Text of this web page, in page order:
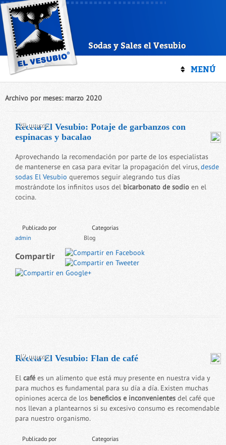
Sodas y Sales el Vesubio
MENÚ
Archivo por meses: marzo 2020
20 marzo
Receta El Vesubio: Potaje de garbanzos con
espinacas y bacalao
Aprovechando la recomendación por parte de los especialistas
de mantenerse en casa para evitar la propagación del virus,desde
sodas El Vesubio queremos seguir alegrando tus días
mostrándote los infinitos usos del bicarbonato de sodio en el
cocina.
Publicado por
admin
Categorias
Blog
Compartir
12 marzo
Receta El Vesubio: Flan de café
El café es un alimento que está muy presente en nuestra vida y
para muchos es fundamental para su día a día. Existen muchas
opiniones acerca de los beneficios e inconvenientes del café que
nos llevan a plantearnos si su excesivo consumo es recomendable
para nuestro organismo.
Publicado por
Categorias